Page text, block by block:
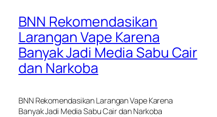
BNN Rekomendasikan
Larangan Vape Karena
Banyak Jadi Media Sabu Cair
dan Narkoba
BNN Rekomendasikan Larangan Vape Karena
Banyak Jadi Media Sabu Cair dan Narkoba